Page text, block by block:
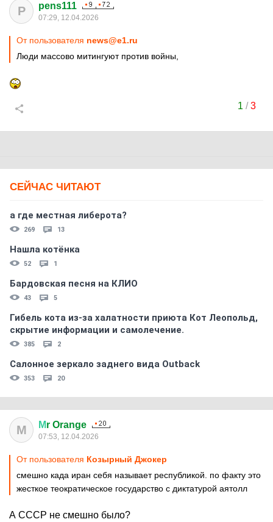
P pens111
07:29, 12.04.2026
От пользователя news@e1.ru
Люди массово митингуют против войны,
1 /3
СЕЙЧАС ЧИТАЮТ
а где местная либерота?
269 13
Нашла котёнка
52 1
Бардовская песня на КЛИО
43 5
Гибель кота из-за халатности приюта Кот Леопольд,
скрытиe информации и самолечение.
385 2
Салонное зеркало заднего вида Outback
353 20
М Мr Orange
07:53, 12.04.2026
От пользователя Козырный Джокер
смешно када иран себя называет республикой. по факту это
жесткое теократическое государство с диктатурой аятолл
А СССР не смешно было?